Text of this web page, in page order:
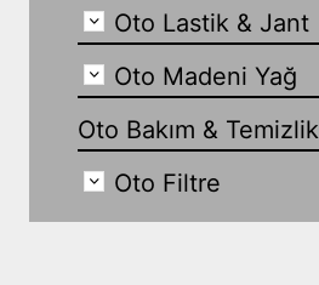
Oto Lastik & Jant
Oto Madeni Yağ
Oto Bakım & Temizlik
Oto Filtre